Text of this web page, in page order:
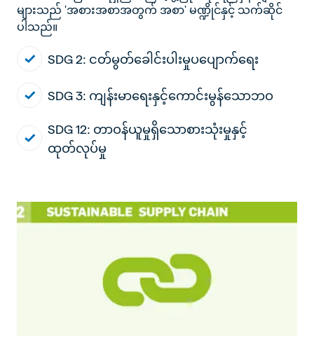
များသည် 'အစားအစာအတွက် အစာ' မဏ္ဍိုင်နှင့် သက်ဆိုင်
ပါသည်။
SDG 2: ငတ်မွတ်ခေါင်းပါးမှုပပျောက်ရေး
SDG 3: ကျန်းမာရေးနှင့်ကောင်းမွန်သောဘဝ
SDG 12: တာဝန်ယူမှုရှိသောစားသုံးမှုနှင့်
ထုတ်လုပ်မှု